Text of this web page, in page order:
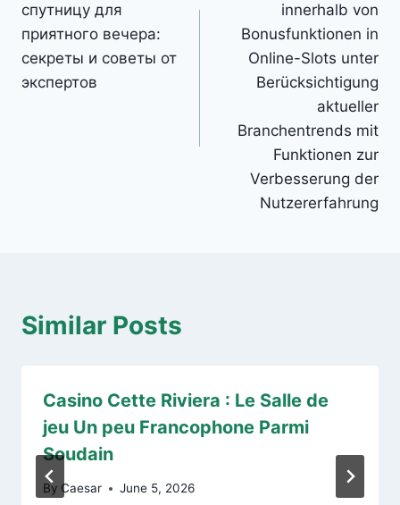
спутницу для
приятного вечера:
секреты и советы от
экспертов
innerhalb von
Bonusfunktionen in
Online-Slots unter
Berücksichtigung
aktueller
Branchentrends mit
Funktionen zur
Verbesserung der
Nutzererfahrung
Similar Posts
Casino Cette Riviera : Le Salle de
jeu Un peu Francophone Parmi
Soudain
By Caesar June 5, 2026